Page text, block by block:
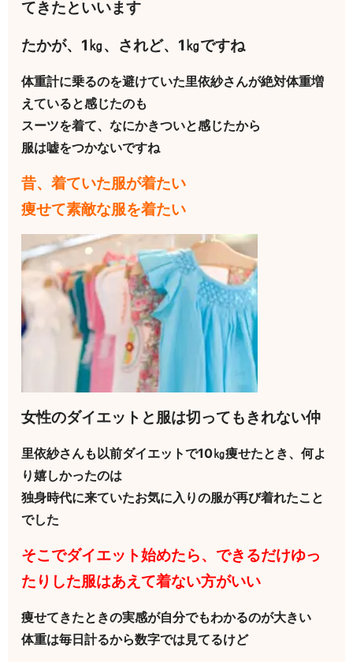
てきたといいます
たかが、1㎏、されど、1㎏ですね
体重計に乗るのを避けていた里依紗さんが絶対体重増
えていると感じたのも
スーツを着て、なにかきついと感じたから
服は嘘をつかないですね
昔、着ていた服が着たい
痩せて素敵な服を着たい
女性のダイエットと服は切ってもきれない仲
里依紗さんも以前ダイエットで10㎏痩せたとき、何よ
り嬉しかったのは
独身時代に来ていたお気に入りの服が再び着れたこと
でした
そこでダイエット始めたら、できるだけゆっ
たりした服はあえて着ない方がいい
痩せてきたときの実感が自分でもわかるのが大きい
体重は毎日計るから数字では見てるけど